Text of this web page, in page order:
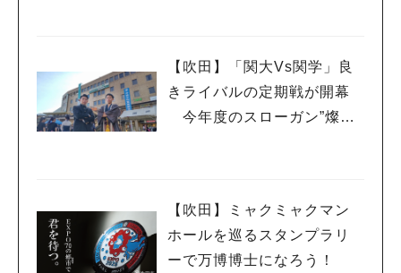
【吹田】「関大Vs関学」良
きライバルの定期戦が開幕
今年度のスローガン”燦爛
【吹田】ミャクミャクマン
ホールを巡るスタンプラリ
ーで万博博士になろう！